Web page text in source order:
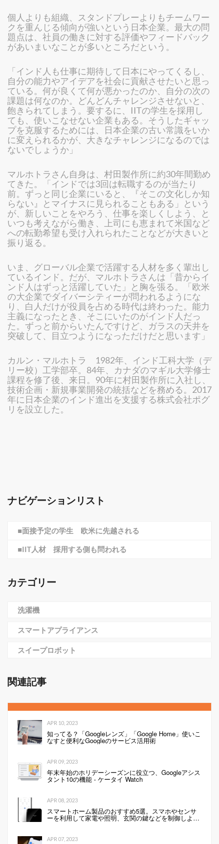
個人よりも組織、スタンドプレーよりもチームワー
クを重んじる傾向が強いという日本企業。最大の問
題点は、社員の働きに対する評価やフィードバック
があいまいなことが多いところだという。
「インド人も仕事に期待して日本にやってくるし、
自分の能力やアイデアを社会に貢献させたいと思っ
ている。何が良くて何が悪かったのか、自分の次の
課題は何なのか。どんどんチャレンジさせないと、
飽きられてしまう。要するに、IITの学生を採用し
ても、使いこなせない企業もある。そうしたギャッ
プを克服するためには、日本企業の古い常識をいか
に変えられるかが、大きなチャレンジになるのでは
ないでしょうか」
マルホトラさん自身は、村田製作所に約30年間勤め
てきた。「インドでは3回は転職するのが当たり
前。ずっと同じ企業にいると、『そこの文化しか知
らない』とマイナスに見られることもある」という
が、新しいことをやろう、仕事を楽しくしよう、と
いつも考えながら働き、上司にも恵まれて米国など
への転勤希望も受け入れられたことなどが大きいと
振り返る。
いま、グローバル企業で活躍する人材を多く輩出し
ているインド。だが、マルホトラさんは「昔からイ
ンド人はずっと活躍していた」と胸を張る。「欧米
の大企業でダイバーシティーが問われるようにな
り、白人だけが役員を占める時代は終わった。能力
主義になったとき、そこにいたのがインド人だっ
た。ずっと前からいたんですけど、ガラスの天井を
突破して、目立つようになっただけだと思います」
カルン・マルホトラ 1982年、インド工科大学（デ
リー校）工学部卒。84年、カナダのマギル大学修士
課程を修了後、来日。90年に村田製作所に入社し、
技術企画・新規事業開発の統括などを務める。2017
年に日本企業のインド進出を支援する株式会社ポグ
リを設立した。
ナビゲーションリスト
■面接予定の学生 欧米に先越される
■IIT人材 採用する側も問われる
カテゴリー
洗濯機
スマートアプライアンス
スイープロボット
関連記事
APR 10, 2023
知ってる？「Googleレンズ」「Google Home」使いこ
なすと便利なGoogleのサービス活用術
APR 09, 2023
年末年始のホリデーシーズンに役立つ、Googleアシス
タント10の機能 - ケータイ Watch
APR 08, 2023
スマートホーム製品のおすすめ5選。スマホやセンサ
ーを利用して家電や照明、玄関の鍵などを制御しよ
う！
APR 07, 2023